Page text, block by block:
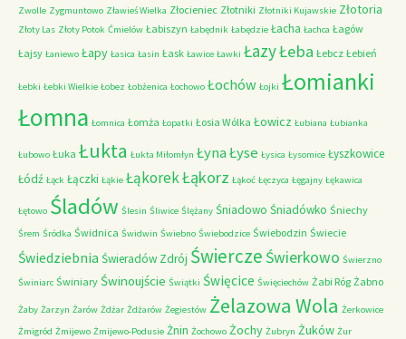
Zwolle Zygmuntowo Zławieś Wielka Złocieniec Złotniki Złotniki Kujawskie Złotoria
Złoty Las Złoty Potok Ćmielów Łabiszyn Łabędnik Łabędzie Łacha Łachca Łagów
Łajsy Łaniewo Łapy Łasica Łasin Łask Ławice Ławki ŁazyŁeba Łebcz Łebień
Łebki Łebki Wielkie Łobez Łobżenica Łochowo Łochów Łojki Łomianki
Łomna Łomnica Łomża Łopatki Łosia Wólka Łowicz Łubiana Łubianka
Łubowo Łuka Łukta Łukta Miłomłyn ŁynaŁyse Łysica Łysomice Łyszkowice
Łódź Łąck Łączki Łąkie ŁąkorekŁąkorz Łąkoć Łęczyca Łęgajny Łękawica
Łętowo Śladów Ślesin Śliwice Ślężany Śniadowo Śniadówko Śniechy
Śrem Śródka Świdnica Świdwin Świebno Świebodzice Świebodzin Świecie
Świedziebnia Świeradów Zdrój Świercze Świerkowo Świerzno
Świniarc Świniary Świnoujście Świątki Święcice Święciechów Żabi Róg Żabno
Żaby Żarzyn Żarów Żdżar Żdżarów Żegiestów Żelazowa Wola Żerkowice
Żmigród Żmijewo Żmijewo-Podusie Żnin Żochowo Żochy Żubryn Żuków Żur